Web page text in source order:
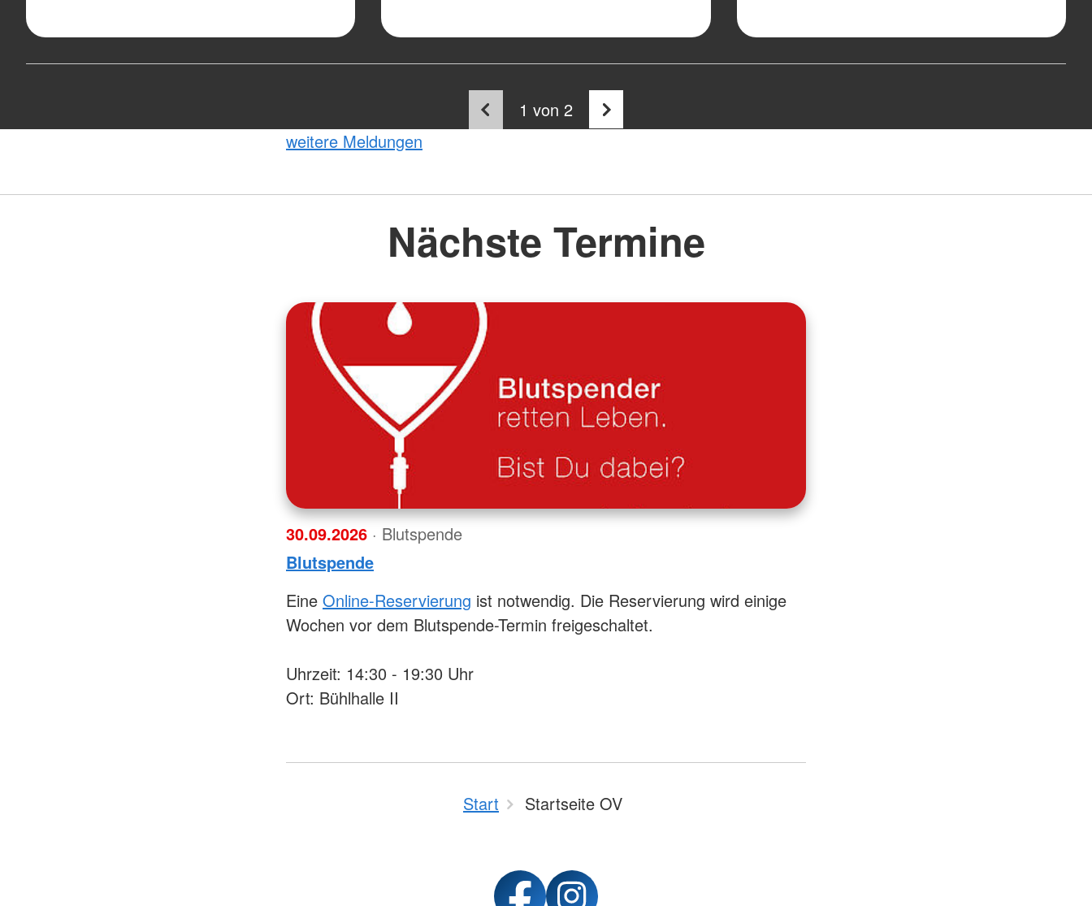
1 von 2
weitere Meldungen
Nächste Termine
30.09.2026 · Blutspende
Blutspende
Eine Online-Reservierung ist notwendig. Die Reservierung wird einige
Wochen vor dem Blutspende-Termin freigeschaltet.
Uhrzeit: 14:30 - 19:30 Uhr
Ort: Bühlhalle II
Start Startseite OV